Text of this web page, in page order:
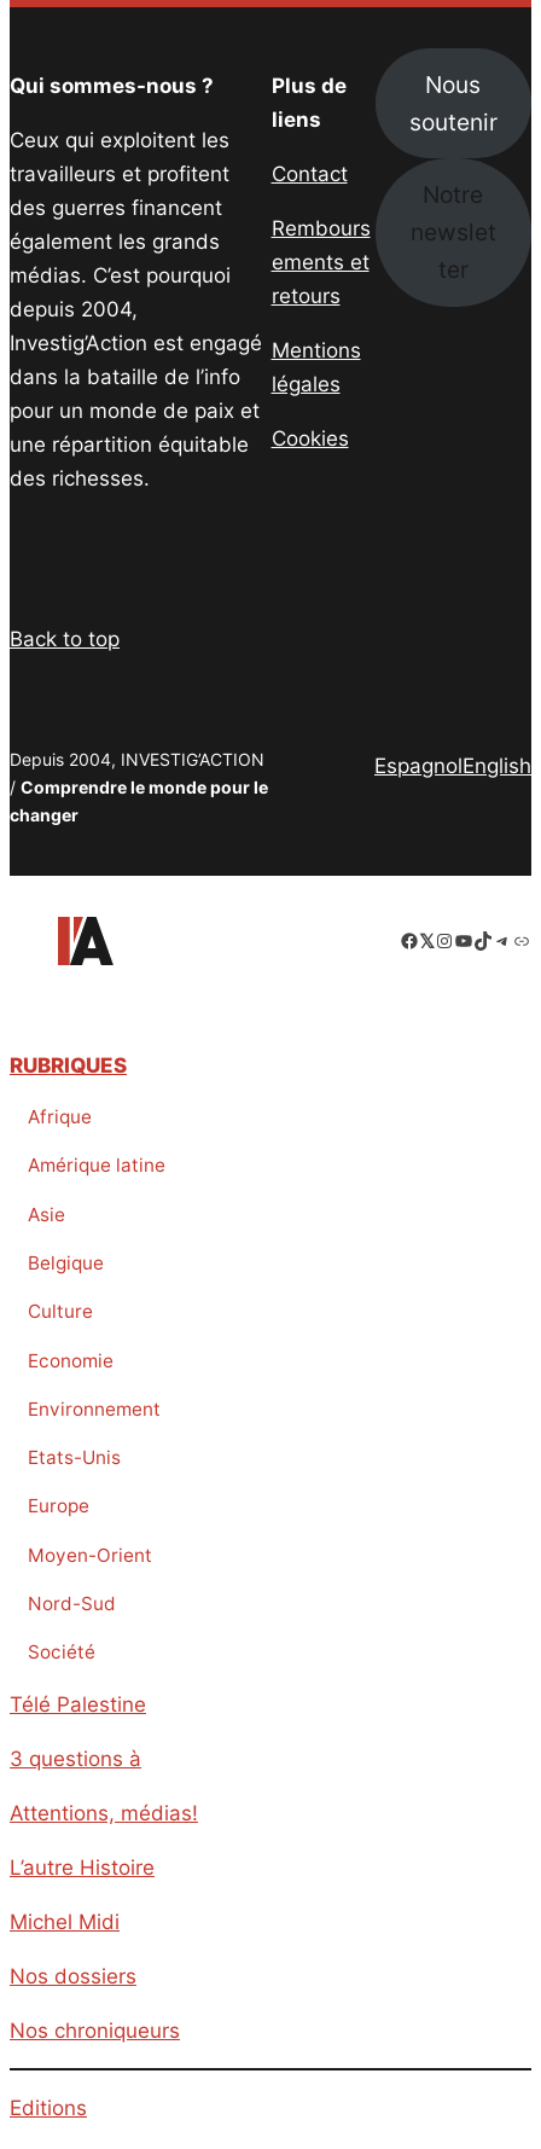
Qui sommes-nous ?
Ceux qui exploitent les
travailleurs et profitent
des guerres financent
également les grands
médias. C’est pourquoi
depuis 2004,
Investig’Action est engagé
dans la bataille de l’info
pour un monde de paix et
une répartition équitable
des richesses.
Plus de
liens
Contact
Rembours
ements et
retours
Mentions
légales
Cookies
Nous
soutenir
Notre
newslet
ter
Back to top
Depuis 2004, INVESTIG’ACTION
/ Comprendre le monde pour le
changer
EspagnolEnglish
Facebook
LinkedIn
Instagram
YouTube
TikTok
RUBRIQUES
Afrique
Amérique latine
Asie
Belgique
Culture
Economie
Environnement
Etats-Unis
Europe
Moyen-Orient
Nord-Sud
Société
Télé Palestine
3 questions à
Attentions, médias!
L’autre Histoire
Michel Midi
Nos dossiers
Nos chroniqueurs
Editions